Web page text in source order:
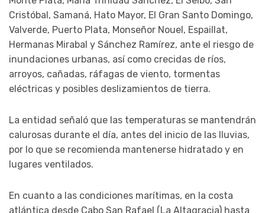
Cristóbal, Samaná, Hato Mayor, El Gran Santo Domingo,
Valverde, Puerto Plata, Monseñor Nouel, Espaillat,
Hermanas Mirabal y Sánchez Ramírez, ante el riesgo de
inundaciones urbanas, así como crecidas de ríos,
arroyos, cañadas, ráfagas de viento, tormentas
eléctricas y posibles deslizamientos de tierra.
La entidad señaló que las temperaturas se mantendrán
calurosas durante el día, antes del inicio de las lluvias,
por lo que se recomienda mantenerse hidratado y en
lugares ventilados.
En cuanto a las condiciones marítimas, en la costa
atlántica desde Cabo San Rafael (La Altagracia) hasta